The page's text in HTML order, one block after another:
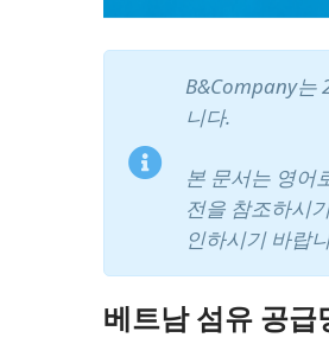
B&Company는
니다.
본 문서는 영어
전을 참조하시
인하시기 바랍
베트남 섬유 공급